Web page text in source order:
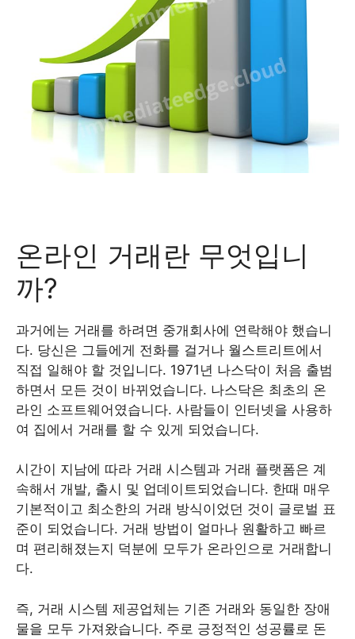
온라인 거래란 무엇입니
까?
과거에는 거래를 하려면 중개회사에 연락해야 했습니
다. 당신은 그들에게 전화를 걸거나 월스트리트에서
직접 일해야 할 것입니다. 1971년 나스닥이 처음 출범
하면서 모든 것이 바뀌었습니다. 나스닥은 최초의 온
라인 소프트웨어였습니다. 사람들이 인터넷을 사용하
여 집에서 거래를 할 수 있게 되었습니다.
시간이 지남에 따라 거래 시스템과 거래 플랫폼은 계
속해서 개발, 출시 및 업데이트되었습니다. 한때 매우
기본적이고 최소한의 거래 방식이었던 것이 글로벌 표
준이 되었습니다. 거래 방법이 얼마나 원활하고 빠르
며 편리해졌는지 덕분에 모두가 온라인으로 거래합니
다.
즉, 거래 시스템 제공업체는 기존 거래와 동일한 장애
물을 모두 가져왔습니다. 주로 긍정적인 성공률로 돈